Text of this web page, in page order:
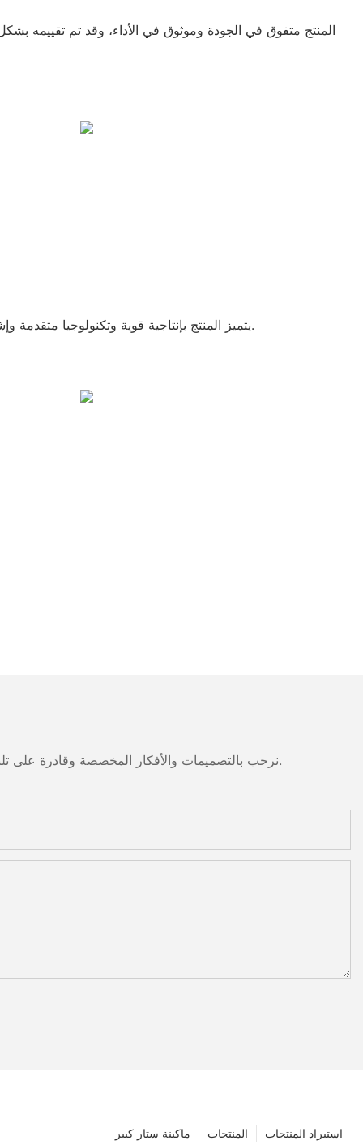
المنتج متفوق في الجودة وموثوق في الأداء، وقد تم تقييمه
يتميز المنتج بإنتاجية قوية وتكنولوجيا متقدمة وإشراف صارم أثناء عملية التصنيع.
نرحب بالتصميمات والأفكار المخصصة وقادرة على تلبية المتطلبات المحددة. لمزيد من المعلومات، يرجى زيارة الموقع الإلكتروني أو الاتصال بنا مباشرة مع أسئلة أو استفسارات.
استيراد المنتجات المنتجات ماكينة ستار كيبر